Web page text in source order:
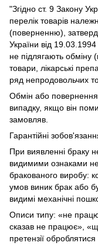
"Згідно ст. 9 Закону
перелік товарів
(поверненню),
України від
не підлягають обміну
товари, лікарські
ряд непродовольчих
Обмін або
випадку, якщо він
замовляв.
Гарантійні
При виявленні браку
видимими ознаками
бракованого виробу:
умов виник брак або
видимі механічні
Описи типу: «не
сказав не працює»,
претензії